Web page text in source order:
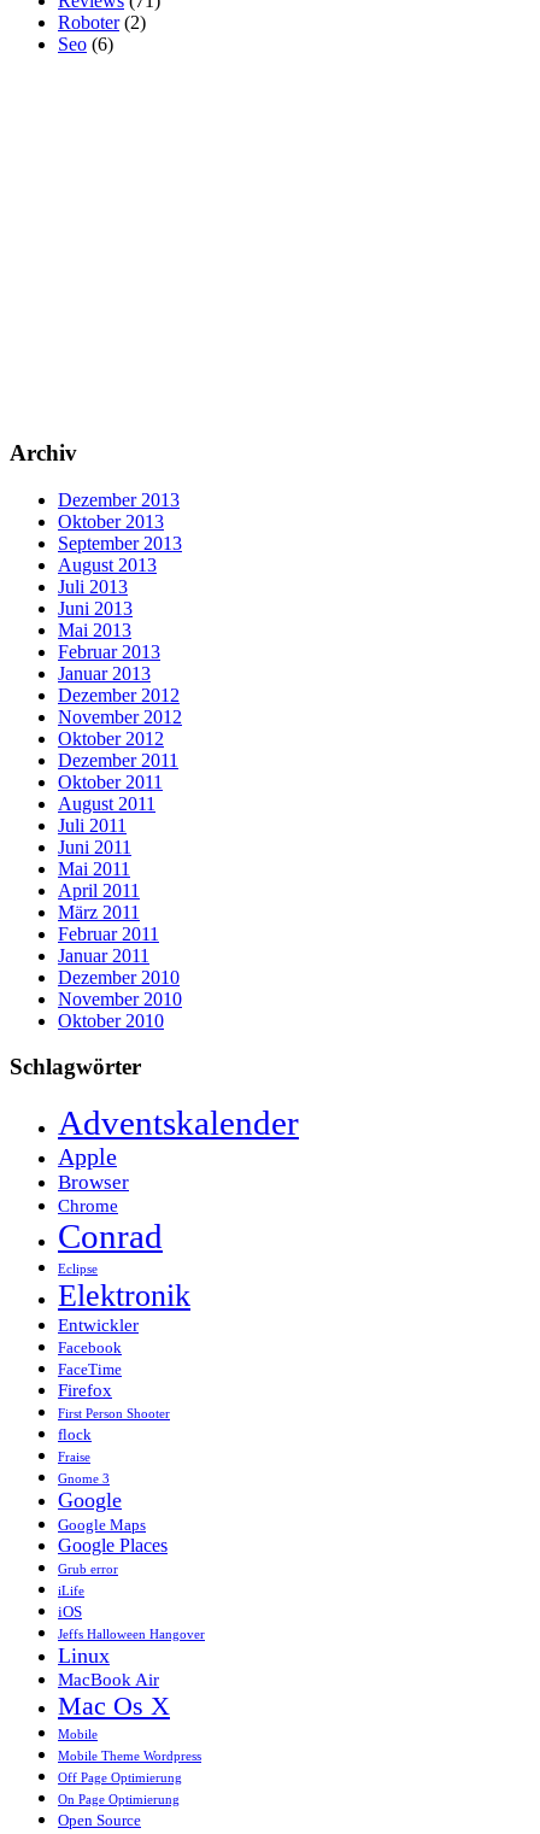
Roboter(2)
Seo (6)
Archiv
Dezember 2013
Oktober 2013
September 2013
August 2013
Juli 2013
Juni 2013
Mai 2013
Februar 2013
Januar 2013
Dezember 2012
November 2012
Oktober 2012
Dezember 2011
Oktober 2011
August 2011
Juli 2011
Juni 2011
Mai 2011
April 2011
März 2011
Februar 2011
Januar 2011
Dezember 2010
November 2010
Oktober 2010
Schlagwörter
Adventskalender
Apple
Browser
Chrome
Conrad
Eclipse
Elektronik
Entwickler
Facebook
FaceTime
Firefox
First Person Shooter
flock
Fraise
Gnome 3
Google
Google Maps
Google Places
Grub error
iLife
iOS
Jeffs Halloween Hangover
Linux
MacBook Air
Mac Os X
Mobile
Mobile Theme Wordpress
Off Page Optimierung
On Page Optimierung
Open Source